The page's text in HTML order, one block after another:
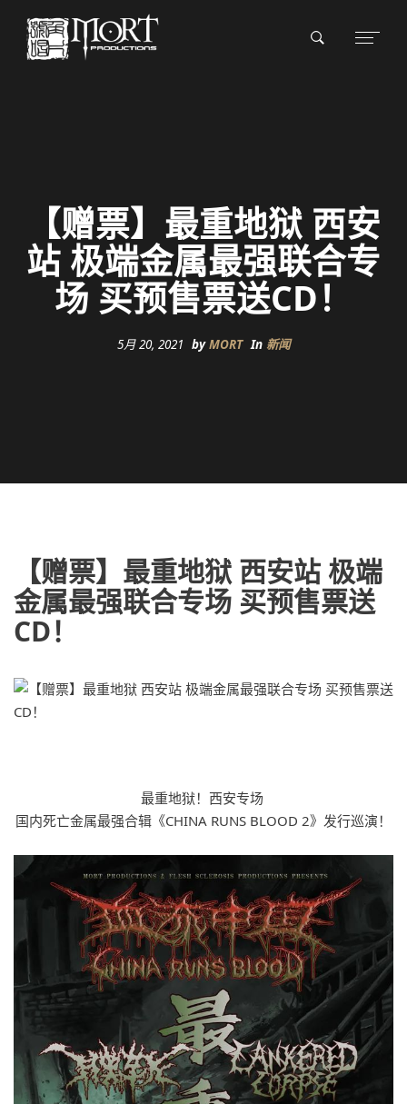
【赠票】最重地狱 西安
站 极端金属最强联合专
场 买预售票送CD！
5月 20, 2021 byMORT In 新闻
【赠票】最重地狱 西安站 极端
金属最强联合专场 买预售票送
CD！
最重地狱！西安专场
国内死亡金属最强合辑《CHINA RUNS BLOOD 2》发行巡演！